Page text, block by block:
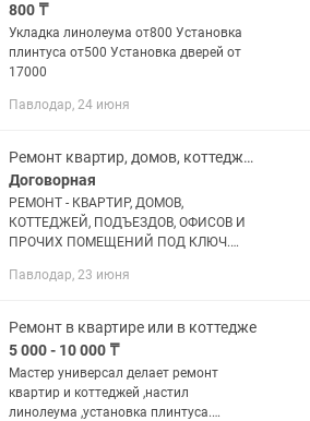
800 ₸
Укладка линолеума от800 Установка
плинтуса от500 Установка дверей от
17000
Павлодар, 24 июня
Ремонт квартир, домов, коттеджей, офисов, магазинов, подъездов и прочих пом
Договорная
РЕМОНТ - КВАРТИР, ДОМОВ,
КОТТЕДЖЕЙ, ПОДЪЕЗДОВ, ОФИСОВ И
ПРОЧИХ ПОМЕЩЕНИЙ ПОД КЛЮЧ.
Стажем работы к Вашим услугам,
Стяжка Вашего пола...
Павлодар, 23 июня
Ремонт в квартире или в коттедже
5 000 - 10 000 ₸
Мастер универсал делает ремонт
квартир и коттеджей ,настил
линолеума ,установка плинтуса.